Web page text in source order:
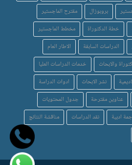
بروبوزال
مقترح الماجستير
خطة الدكتوراة
مخطط الماجستير
الدراسات السابقة
الاطار العام
والابحاث
خدمات الدراسات العليا
نشر الابحاث
ادوات الدراسة
عناوين مقترحة
جدول المحتويات
ادبية نقد الدراسات
مناقشة النتائج